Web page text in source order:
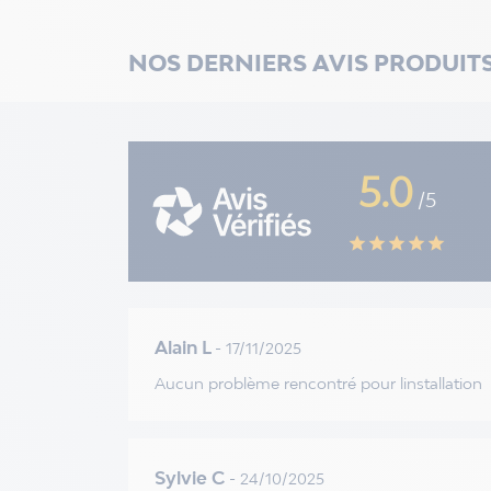
NOS DERNIERS AVIS
5.0 /5
star star star star star
Alain L - 17/11/2025
Aucun problème rencontré pour linstallation
Sylvie C - 24/10/2025